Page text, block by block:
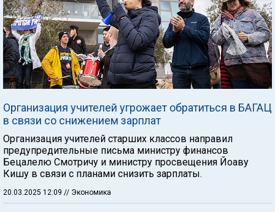
Организация учителей угрожает обратиться в БАГАЦ
в связи со снижением зарплат
Организация учителей старших классов направил
предупредительные письма министру финансов
Бецалелю Смотричу и министру просвещения Йоаву
Кишу в связи с планами снизить зарплаты.
20.03.2025 12:09 // Экономика